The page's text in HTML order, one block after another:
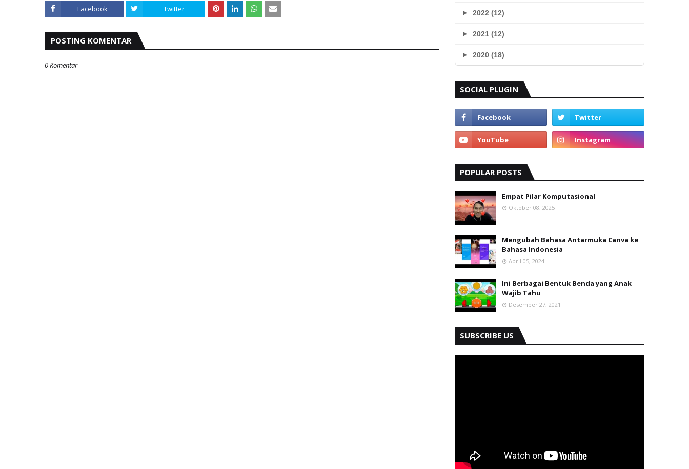
Facebook Twitter
POSTING KOMENTAR
0 Komentar
2022 (12)
2021 (12)
2020 (18)
SOCIAL PLUGIN
POPULAR POSTS
Empat Pilar Komputasional
Oktober 08, 2025
Mengubah Bahasa Antarmuka Canva ke
Bahasa Indonesia
April 05, 2024
Ini Berbagai Bentuk Benda yang Anak
Wajib Tahu
Desember 27, 2021
SUBSCRIBE US